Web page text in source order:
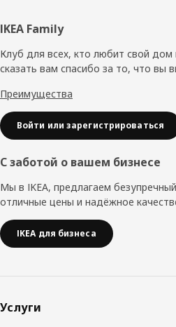
Нижний
колонтитул
IKEA Family
Клуб для всех, кто любит свой
сказать вам спасибо за то, что вы
Преимущества
Войти или зарегистрироваться
С заботой о вашем бизнесе
Мы в IKEA, предлагаем
отличные цены и надёжное
IKEA для бизнеса
Услуги